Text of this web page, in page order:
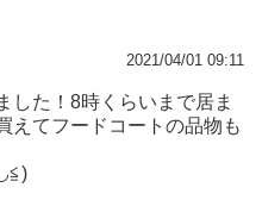
2021/04/01 09:11
した！8時くらいまで居ま
えてフードコートの品物も